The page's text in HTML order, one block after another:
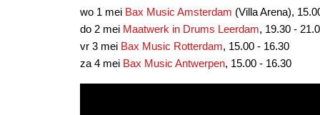
wo 1 mei Bax Music Amsterdam (Villa Arena),
do 2 mei Maatwerk in Drums Leerdam, 19.30 -
vr 3 mei Bax Music Rotterdam, 15.00 - 16.30
za 4 mei Bax Music Antwerpen, 15.00 - 16.30